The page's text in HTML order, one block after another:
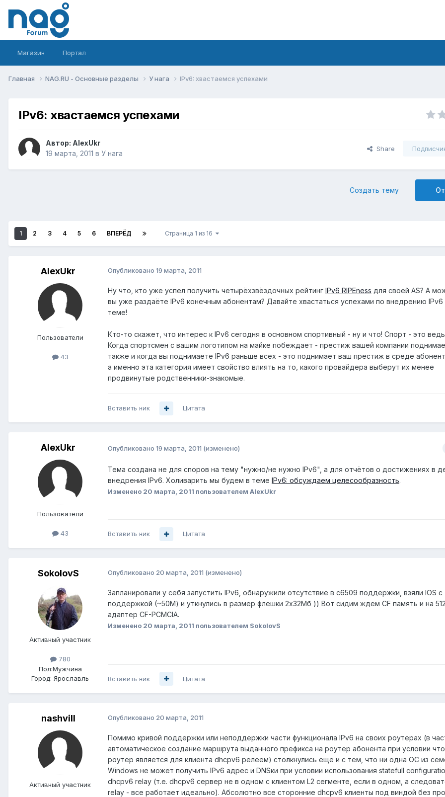
Магазин Портал
Главная NAG.RU - Основные разделы У нага IPv6: хвастаемся успехами
IPv6: хвастаемся успехами
Автор: AlexUkr
19 марта, 2011 в У нага
Share
Создать тему
1 2 3 4 5 6 ВПЕРЁД Страница 1 из 16
AlexUkr
Пользователи
43
Опубликовано 19 марта, 2011
Ну что, кто уже успел получить четырёхзвёздочных рейтинг IPv6 RIPEness для своей AS? А
вы уже раздаёте IPv6 конечным абонентам? Давайте хвастаться успехами по внедрению IPv6
теме!
Кто-то скажет, что интерес к IPv6 сегодня в основном спортивный - ну и что! Спорт - это
Когда спортсмен с вашим логотипом на майке побеждает - престиж вашей компании
также и когда вы поднимаете IPv6 раньше всех - это поднимает ваш престиж в среде
а именно эта категория имеет свойство влиять на то, какого провайдера выберут их менее
продвинутые родственники-знакомые.
Вставить ник Цитата
AlexUkr
Пользователи
43
Опубликовано 19 марта, 2011 (изменено)
Тема создана не для споров на тему "нужно/не нужно IPv6", а для отчётов о достижениях в
внедрения IPv6. Холиварить мы будем в теме IPv6: обсуждаем целесообразность.
Изменено 20 марта, 2011 пользователем AlexUkr
Вставить ник Цитата
SokolovS
Активный участник
780
Пол:Мужчина
Город: Ярославль
Опубликовано 20 марта, 2011 (изменено)
Запланировали у себя запустить IPv6, обнаружили отсутствие в c6509 поддержки, взяли IOS с
поддержкой (~50М) и уткнулись в размер флешки 2х32Мб )) Вот сидим ждем CF память и на
адаптер CF-PCMCIA.
Изменено 20 марта, 2011 пользователем SokolovS
Вставить ник Цитата
nashvill
Активный участник
Опубликовано 20 марта, 2011
Помимо кривой поддержки или неподдержки части функционала IPv6 на своих роутерах (в
автоматическое создание маршрута выданного префикса на роутер абонента при условии
роутер является для клиента dhcpv6 релеем) столкнулись еще и с тем, что ни одна ОС из
Windows не может получить IPv6 адрес и DNSки при условии использования statefull
dhcpv6 relay (т.е. dhcpv6 сервер не в одном с клиентом L2 сегменте, если в одном, а
relay - все работает идеально). Абсолютно все сторонние dhcpv6 клиенты под виндой без